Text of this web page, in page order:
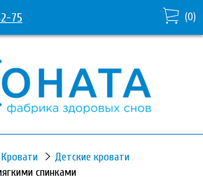
75 (0)
Кровати
Детские кровати
спинками